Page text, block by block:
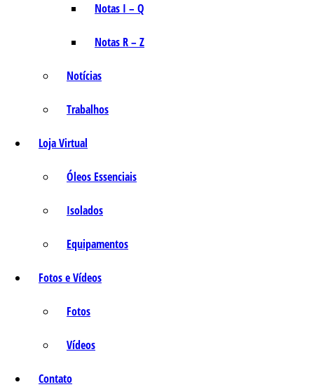
Notas I – Q
Notas R – Z
Notícias
Trabalhos
Loja Virtual
Óleos Essenciais
Isolados
Equipamentos
Fotos e Vídeos
Fotos
Vídeos
Contato